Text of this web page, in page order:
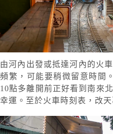
由河內出發或抵達河內的火
頻繁，可能要稍微留意時間
10點多離開前正好看到南來
幸運。至於火車時刻表，改